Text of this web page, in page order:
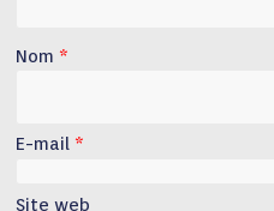
Nom *
E-mail *
Site web